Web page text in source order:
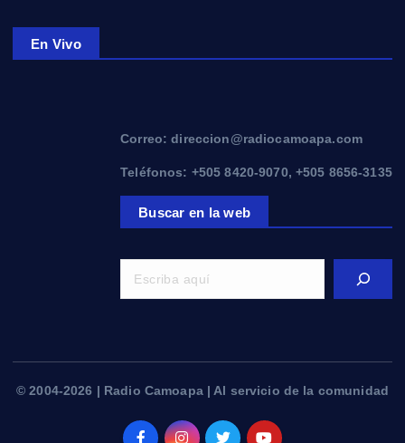
En Vivo
Correo: direccion@radiocamoapa.com
Teléfonos: +505 8420-9070, +505 8656-3135
Buscar en la web
© 2004-2026 | Radio Camoapa | Al servicio de la comunidad